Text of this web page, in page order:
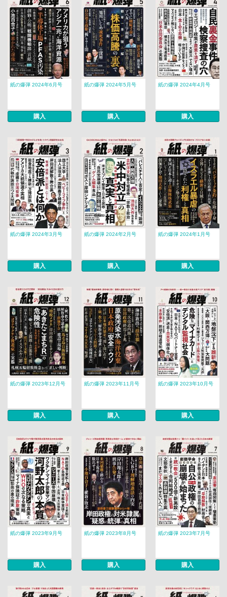
紙の爆弾 2024年6月号
購入
紙の爆弾 2024年5月号
購入
紙の爆弾 2024年4月号
購入
紙の爆弾 2024年3月号
購入
紙の爆弾 2024年2月号
購入
紙の爆弾 2024年1月号
購入
紙の爆弾 2023年12月号
購入
紙の爆弾 2023年11月号
購入
紙の爆弾 2023年10月号
購入
紙の爆弾 2023年9月号
購入
紙の爆弾 2023年8月号
購入
紙の爆弾 2023年7月号
購入